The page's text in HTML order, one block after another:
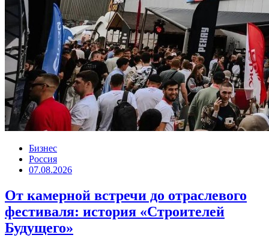
Бизнес
Россия
07.08.2026
От камерной встречи до отраслевого
фестиваля: история «Строителей
Будущего»